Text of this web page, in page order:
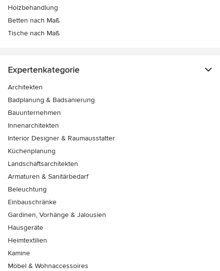
Holzbehandlung
Betten nach Maß
Tische nach Maß
Expertenkategorie
Architekten
Badplanung & Badsanierung
Bauunternehmen
Innenarchitekten
Interior Designer & Raumausstatter
Küchenplanung
Landschaftsarchitekten
Armaturen & Sanitärbedarf
Beleuchtung
Einbauschränke
Gardinen, Vorhänge & Jalousien
Hausgeräte
Heimtextilien
Kamine
Möbel & Wohnaccessoires